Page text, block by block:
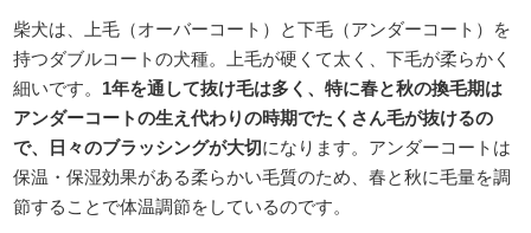
柴犬は、上毛（オーバーコート）と下毛（アンダーコート）を
持つダブルコートの犬種。上毛が硬くて太く、下毛が柔らかく
細いです。 1年を通して抜け毛は多く、特に春と秋の換毛期は
アンダーコートの生え代わりの時期でたくさん毛が抜けるの
で、日々のブラッシングが大切になります。アンダーコートは
保温・保湿効果がある柔らかい毛質のため、春と秋に毛量を調
節することで体温調節をしているのです。